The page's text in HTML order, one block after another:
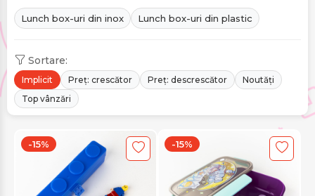
Lunch box-uri din inox Lunch box-uri din plastic
Sortare:
Implicit Preț: crescător Preț: descrescător
Noutăți
Top vânzări
-15% -15%